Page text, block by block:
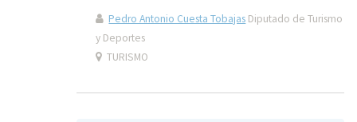
Pedro Antonio Cuesta Tobajas Diputado de Turismo
y Deportes
TURISMO